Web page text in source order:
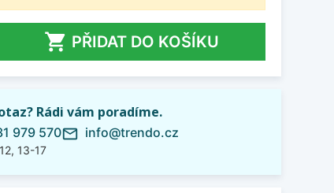
 PŘIDAT DO KOŠÍKU
Rádi vám poradíme.
979 570
13-17
mail_outline info@trendo.cz